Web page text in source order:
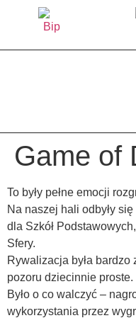
Game of
To były pełne emocji
Na naszej hali odbyły
dla Szkół
Sfery.
Rywalizacja była
pozoru dziecinnie proste.
Było o co walczyć –
wykorzystania przez